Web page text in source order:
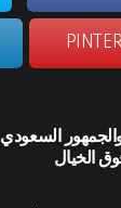
الخيال